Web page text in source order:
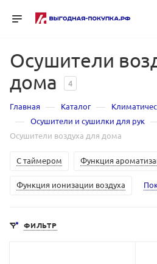
Осушители
дома
4
Главная — Каталог —
— Осушители и сушилки для рук
Осушители воздуха для дома
С таймером Функция
Функция ионизации воздуха
ФИЛЬТР